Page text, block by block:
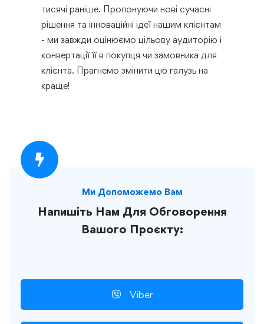
тисячі раніше. Пропонуючи нові сучасні
рішення та інноваційні ідеї нашим клієнтам
- ми завжди оцінюємо цільову аудиторію і
конвертації її в покупця чи замовника для
клієнта. Прагнемо змінити цю галузь на
краще!
Ми Допоможемо Вам
Напишіть Нам Для Обговорення
Вашого Проєкту:
Viber